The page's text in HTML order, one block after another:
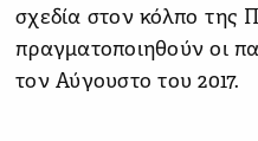
σχεδία στον κόλπο της
πραγματοποιηθούν οι
τον Αύγουστο του 2017.